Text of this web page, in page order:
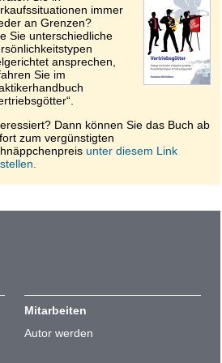
immer
an Grenzen?
Sie unterschiedliche
ansprechen,
Sie im
Dann können Sie das Buch ab
zum vergünstigten
unter diesem Link
Mitarbeiten
Autor werden